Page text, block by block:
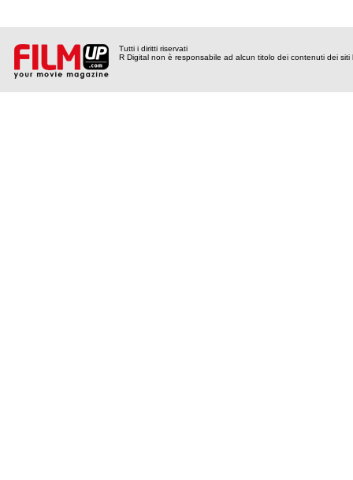
Tutti i diritti riservati
R Digital non è responsabile ad alcun titolo dei contenuti dei siti